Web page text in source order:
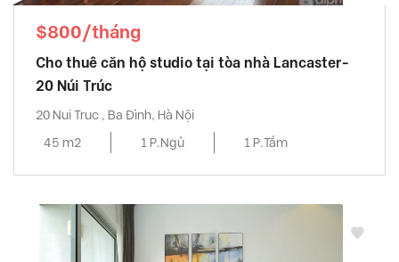
$800/tháng
Cho thuê căn hộ studio tại tòa nhà Lancaster-
20 Núi Trúc
20 Nui Truc , Ba Đình, Hà Nội
45 m2
1 P.Ngủ 1 P.Tắm